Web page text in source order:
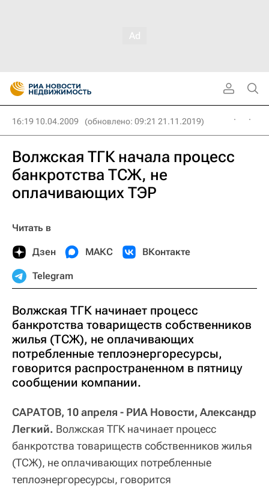
16:19 10.04.2009 (обновлено: 09:21 21.11.2019)
Волжская ТГК начала процесс
банкротства ТСЖ, не
оплачивающих ТЭР
Читать в
Дзен МАКС ВКонтакте
Telegram
Волжская ТГК начинает процесс
банкротства товариществ собственников
жилья (ТСЖ), не оплачивающих
потребленные теплоэнергоресурсы,
говорится распространенном в пятницу
сообщении компании.
САРАТОВ, 10 апреля - РИА Новости, Александр
Легкий. Волжская ТГК начинает процесс
банкротства товариществ собственников жилья
(ТСЖ), не оплачивающих потребленные
теплоэнергоресурсы, говорится